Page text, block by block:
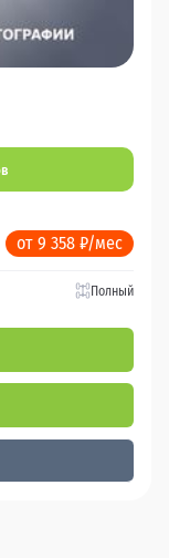
от 9 358 ₽/мес
Полный